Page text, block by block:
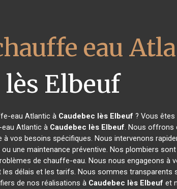
eau
lès Elbeuf
eau Atlantic à Caudebec lès Elbeuf ? Vous
Atlantic à Caudebec lès Elbeuf. Nous offrons
vos besoins spécifiques. Nous intervenons
une maintenance préventive. Nos plombiers
de chauffe-eau. Nous nous engageons à
les délais et les tarifs. Nous sommes
de nos réalisations à Caudebec lès Elbeuf et